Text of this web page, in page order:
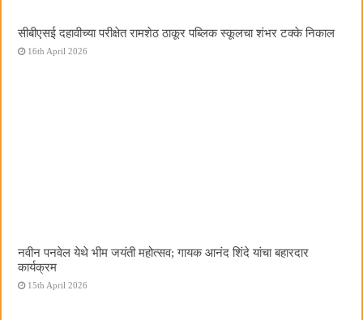
सीबीएसई दहावीच्या परीक्षेत रामशेठ ठाकूर पब्लिक स्कूलचा शंभर टक्के निकाल
16th April 2026
नवीन पनवेल येथे भीम जयंती महोत्सव; गायक आनंद शिंदे यांचा बहारदार
कार्यक्रम
15th April 2026